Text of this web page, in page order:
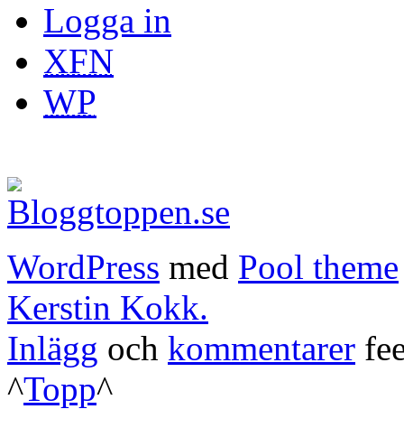
Logga in
XFN
WP
WordPress med Pool theme
Kerstin Kokk.
Inlägg och kommentarer
^Topp^